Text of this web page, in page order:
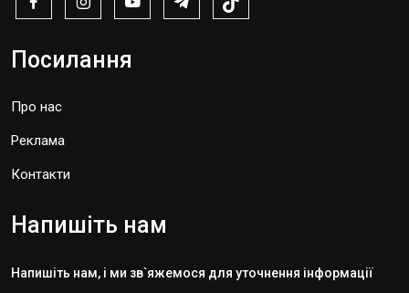
Посилання
Про нас
Реклама
Контакти
Напишіть нам
Напишіть нам, і ми зв`яжемося для уточнення інформації